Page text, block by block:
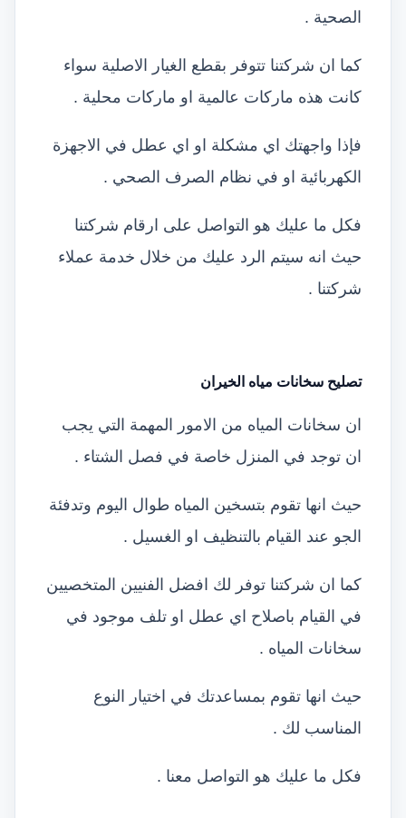
الصحية .
كما ان شركتنا تتوفر بقطع الغيار الاصلية سواء
كانت هذه ماركات عالمية او ماركات محلية .
فإذا واجهتك اي مشكلة او اي عطل في الاجهزة
الكهربائية او في نظام الصرف الصحي .
فكل ما عليك هو التواصل على ارقام شركتنا
حيث انه سيتم الرد عليك من خلال خدمة عملاء
شركتنا .
تصليح سخانات مياه الخيران
ان سخانات المياه من الامور المهمة التي يجب
ان توجد في المنزل خاصة في فصل الشتاء .
حيث انها تقوم بتسخين المياه طوال اليوم وتدفئة
الجو عند القيام بالتنظيف او الغسيل .
كما ان شركتنا توفر لك افضل الفنيين المتخصيين
في القيام باصلاح اي عطل او تلف موجود في
سخانات المياه .
حيث انها تقوم بمساعدتك في اختيار النوع
المناسب لك .
فكل ما عليك هو التواصل معنا .